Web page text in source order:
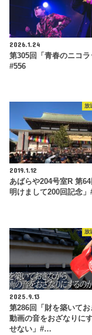
2026.1.24
第305回「青春のニコラ
#556
放
2019.1.12
あばらや204号室R 第
明けまして200回記念」
放
2025.9.13
第286回「財を築いてお
動画の音をおざなりに
せない」#…